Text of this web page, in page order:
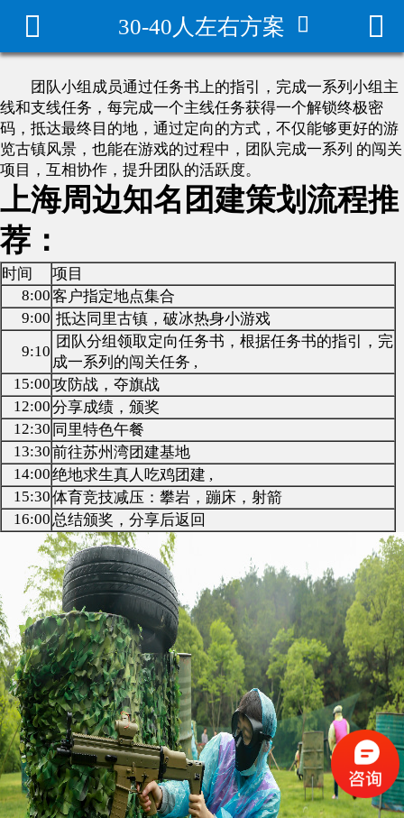
拓展/年会方案
团建场地
家庭日活动策划
团建游戏大全
团建百科
趣味运动会
 30-40人左右方案  
团队小组成员通过任务书上的指引，完成一系列小组主
线和支线任务，每完成一个主线任务获得一个解锁终极密
码，抵达最终目的地，通过定向的方式，不仅能够更好的游
览古镇风景，也能在游戏的过程中，团队完成一系列 的闯关
项目，互相协作，提升团队的活跃度。
上海周边知名团建策划流程推
荐：
时间
项目
8:00客户指定地点集合
9:00 抵达同里古镇，破冰热身小游戏
9:10
团队分组领取定向任务书，根据任务书的指引，完
成一系列的闯关任务 ,
15:00攻防战，夺旗战
12:00分享成绩，颁奖
12:30 同里特色午餐
13:30前往苏州湾团建基地
14:00绝地求生真人吃鸡团建 ,
15:30体育竞技减压：攀岩，蹦床，射箭
16:00总结颁奖，分享后返回